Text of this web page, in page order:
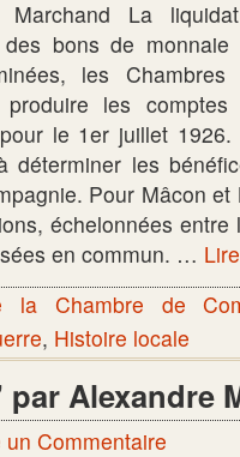
La
des bons de
les
les
le 1er juillet
déterminer les
Pour Mâcon
échelonnées
en commun. …
la Chambre de
, Histoire locale
par Alexandre
un Commentaire